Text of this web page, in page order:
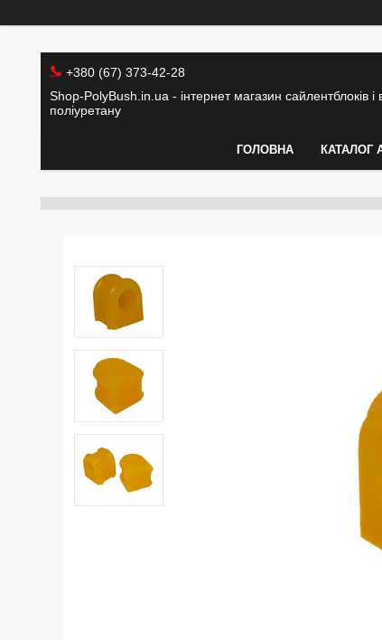
+380 (67) 373-42-28
Shop-PolyBush.in.ua - інтернет магазин сайлентблоків і
поліуретану
ГОЛОВНА КАТАЛОГ